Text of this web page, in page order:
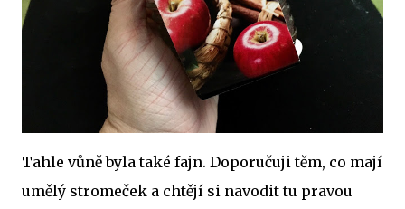
Tahle vůně byla také fajn. Doporučuji těm, co mají
umělý stromeček a chtějí si navodit tu pravou